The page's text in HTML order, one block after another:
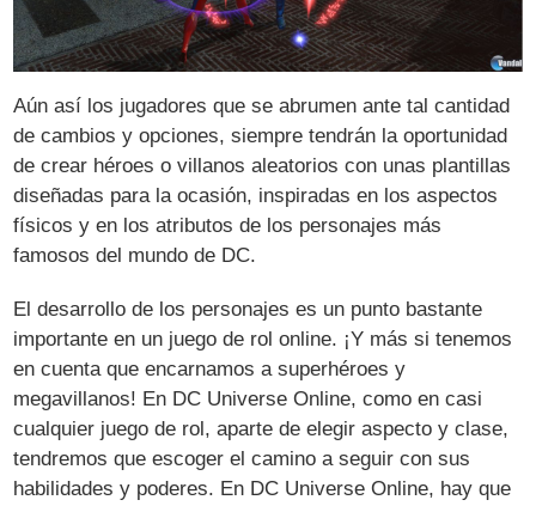
Aún así los jugadores que se abrumen ante tal cantidad
de cambios y opciones, siempre tendrán la oportunidad
de crear héroes o villanos aleatorios con unas plantillas
diseñadas para la ocasión, inspiradas en los aspectos
físicos y en los atributos de los personajes más
famosos del mundo de DC.
El desarrollo de los personajes es un punto bastante
importante en un juego de rol online. ¡Y más si tenemos
en cuenta que encarnamos a superhéroes y
megavillanos! En DC Universe Online, como en casi
cualquier juego de rol, aparte de elegir aspecto y clase,
tendremos que escoger el camino a seguir con sus
habilidades y poderes. En DC Universe Online, hay que